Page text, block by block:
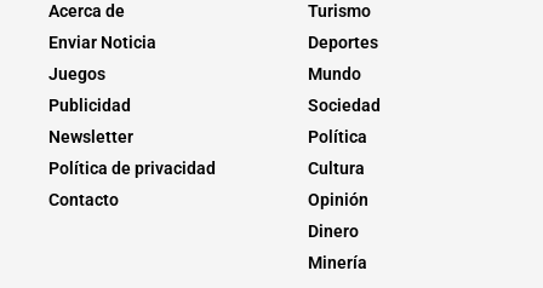
Acerca de
Enviar Noticia
Juegos
Publicidad
Newsletter
Política de privacidad
Contacto
Turismo
Deportes
Mundo
Sociedad
Política
Cultura
Opinión
Dinero
Minería